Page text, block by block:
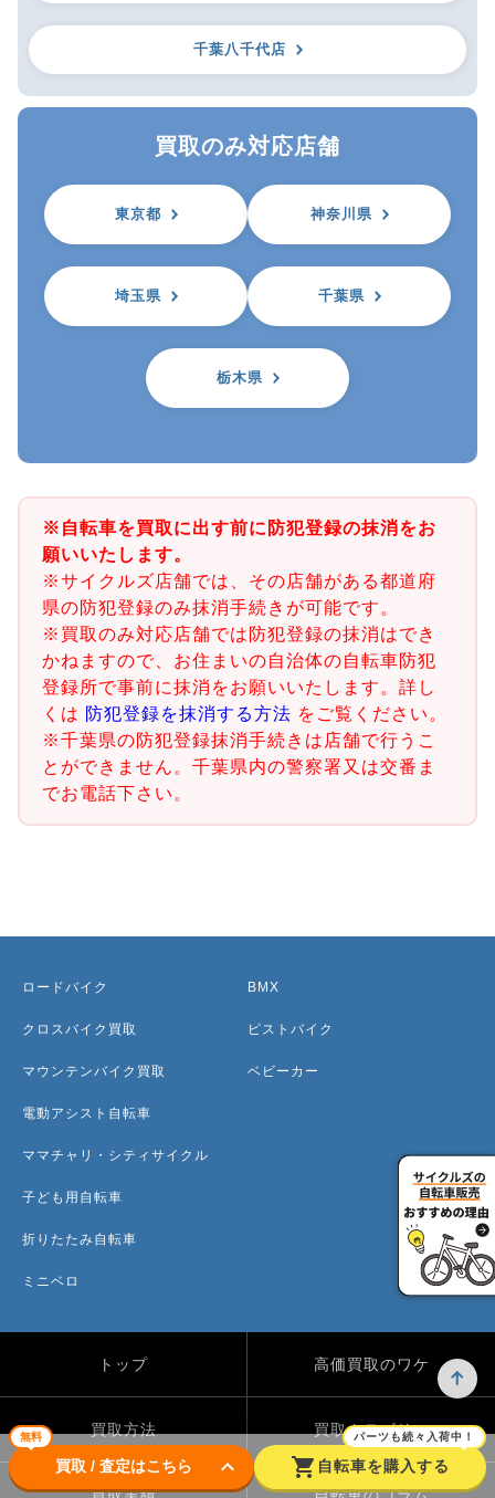
千葉八千代店
買取のみ対応店舗
東京都 神奈川県
埼玉県 千葉県
栃木県
※自転車を買取に出す前に防犯登録の抹消をお
願いいたします。
※サイクルズ店舗では、その店舗がある都道府
県の防犯登録のみ抹消手続きが可能です。
※買取のみ対応店舗では防犯登録の抹消はでき
かねますので、お住まいの自治体の自転車防犯
登録所で事前に抹消をお願いいたします。詳し
くは 防犯登録を抹消する方法 をご覧ください。
※千葉県の防犯登録抹消手続きは店舗で行うこ
とができません。千葉県内の警察署又は交番ま
でお電話下さい。
無料
買取 / 査定はこちら keyboard_arrow_down shopping_cart
パーツも続々入荷中！
自転車を購入する
ロードバイク
クロスバイク買取
マウンテンバイク買取
電動アシスト自転車
ママチャリ・シティサイクル
子ども用自転車
折りたたみ自転車
ミニベロ
BMX
ピストバイク
ベビーカー
トップ 高価買取のワケ
買取方法 買取カテゴリー
買取実績 自転車のコラム